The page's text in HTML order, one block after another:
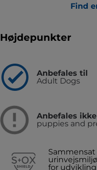
Find
Højdepunkter
Anbefales til
Adult Dogs
Anbefales
puppies and
for